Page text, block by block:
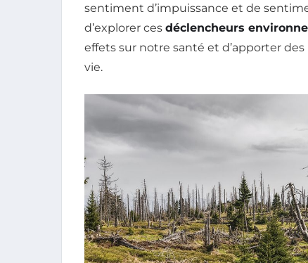
sentiment d’impuissance et de
d’explorer ces déclencheurs
effets sur notre santé et d’apporter
vie.